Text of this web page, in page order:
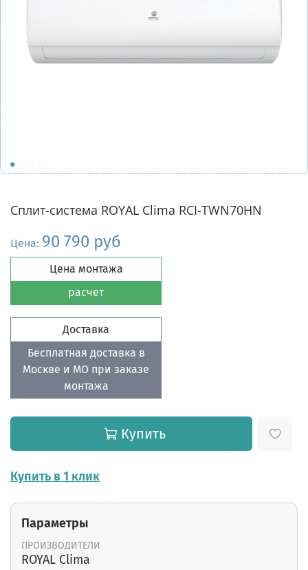
Сплит-система ROYAL Clima RCI-TWN70HN
Цена: 90 790 руб
Цена монтажа
расчет
Доставка
Бесплатная доставка в
Москве и МО при заказе
монтажа
Купить
Купить в 1 клик
Параметры
ПРОИЗВОДИТЕЛИ
ROYAL Clima